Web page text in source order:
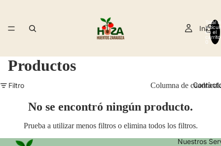
Inicio
Nuestros
Total
en el
0
Productos
Filtro Columna de
No se encontró ningún producto.
Prueba a utilizar menos filtros o elimina todos los filtros.